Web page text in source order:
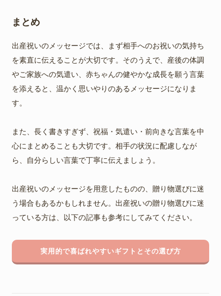
まとめ
出産祝いのメッセージでは、まず相手へのお祝いの気持ち
を素直に伝えることが大切です。そのうえで、産後の体調
やご家族への気遣い、赤ちゃんの健やかな成長を願う言葉
を添えると、温かく思いやりのあるメッセージになりま
す。
また、長く書きすぎず、祝福・気遣い・前向きな言葉を中
心にまとめることも大切です。相手の状況に配慮しなが
ら、自分らしい言葉で丁寧に伝えましょう。
出産祝いのメッセージを用意したものの、贈り物選びに迷
う場合もあるかもしれません。出産祝いの贈り物選びに迷
っている方は、以下の記事も参考にしてみてください。
実用的で喜ばれやすいギフトとその選び方